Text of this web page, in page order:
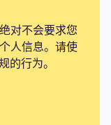
对不会要求您
人信息。请使
的行为。